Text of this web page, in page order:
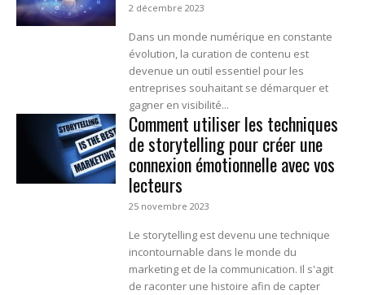
2 décembre 2023
Dans un monde numérique en constante
évolution, la curation de contenu est
devenue un outil essentiel pour les
entreprises souhaitant se démarquer et
gagner en visibilité...
Comment utiliser les techniques
de storytelling pour créer une
connexion émotionnelle avec vos
lecteurs
25 novembre 2023
Le storytelling est devenu une technique
incontournable dans le monde du
marketing et de la communication. Il s'agit
de raconter une histoire afin de capter